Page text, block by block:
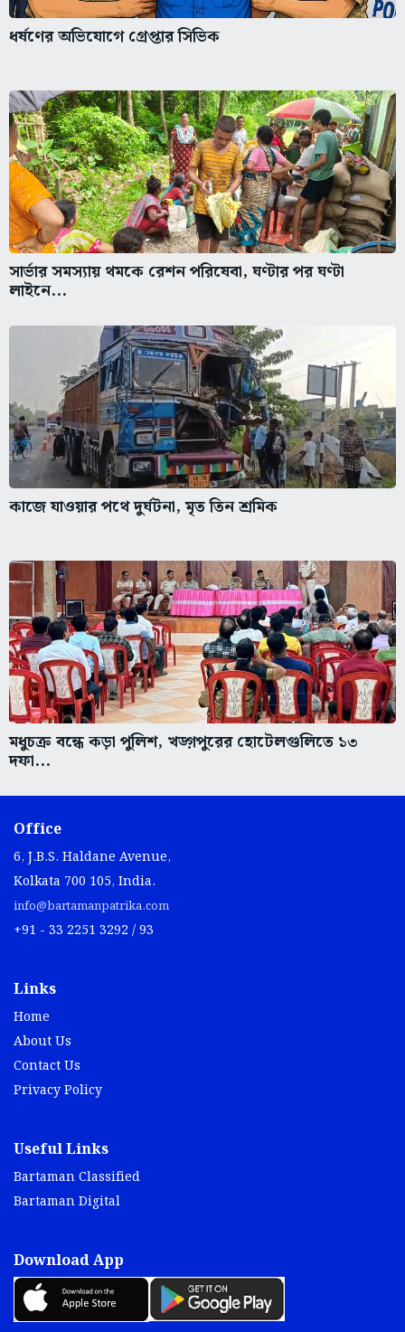
ধর্ষণের অভিযোগে গ্রেপ্তার সিভিক
সার্ভার সমস্যায় থমকে রেশন পরিষেবা, ঘণ্টার পর ঘণ্টা
লাইনে...
কাজে যাওয়ার পথে দুর্ঘটনা, মৃত তিন শ্রমিক
মধুচক্র বন্ধে কড়া পুলিশ, খড়্গপুরের হোটেলগুলিতে ১৩
দফা...
Office
6, J.B.S. Haldane Avenue,
Kolkata 700 105, India.
info@bartamanpatrika.com
+91 - 33 2251 3292 / 93
Links
Home
About Us
Contact Us
Privacy Policy
Useful Links
Bartaman Classified
Bartaman Digital
Download App